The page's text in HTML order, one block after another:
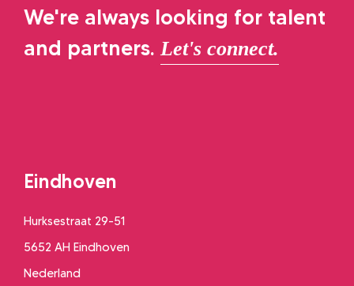
We're always looking for talent
and partners. Let's connect.
Eindhoven
Hurksestraat 29-51
5652 AH Eindhoven
Nederland